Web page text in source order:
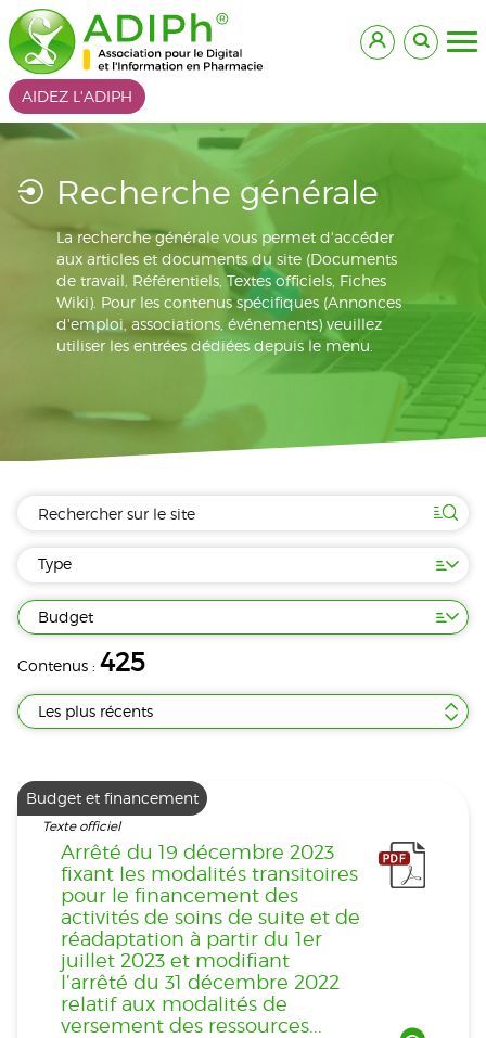
AIDEZ L'ADIPH
Recherche générale
La recherche générale vous permet d'accéder
aux articles et documents du site (Documents
de travail, Référentiels, Textes officiels, Fiches
Wiki). Pour les contenus spécifiques (Annonces
d'emploi, associations, événements) veuillez
utiliser les entrées dédiées depuis le menu.
Type
Budget
Contenus : 425
Les plus récents
Budget et financement
Texte officiel
Arrêté du 19 décembre 2023
fixant les modalités transitoires
pour le financement des
activités de soins de suite et de
réadaptation à partir du 1er
juillet 2023 et modifiant
l’arrêté du 31 décembre 2022
relatif aux modalités de
versement des ressources...